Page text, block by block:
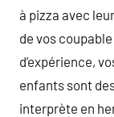
à pizza avec
de vos
d’expérience,
enfants sont
interprète en